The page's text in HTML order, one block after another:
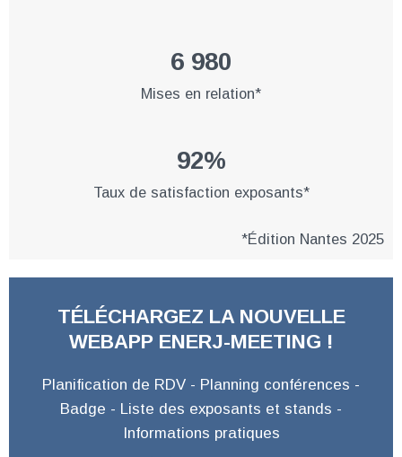
6 980
Mises en relation*
92%
Taux de satisfaction exposants*
*Édition Nantes 2025
TÉLÉCHARGEZ LA NOUVELLE
WEBAPP ENERJ-MEETING !
Planification de RDV - Planning conférences -
Badge - Liste des exposants et stands -
Informations pratiques